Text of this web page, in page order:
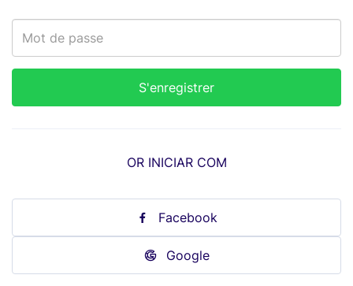
OR INICIAR COM
Facebook
Google